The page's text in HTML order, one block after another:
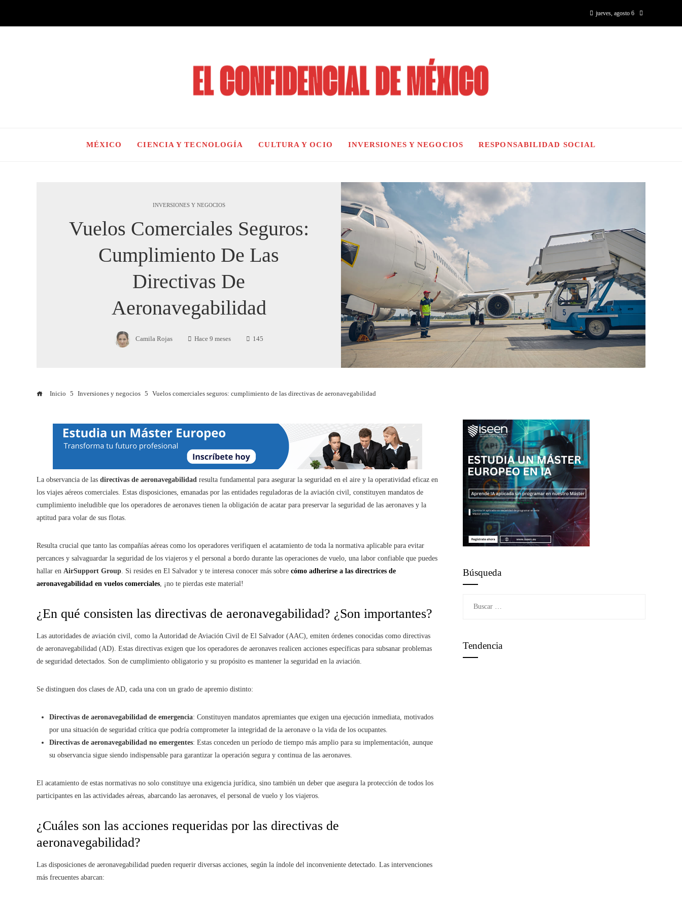
jueves, agosto 6
MÉXICO CIENCIA Y TECNOLOGÍA CULTURA Y OCIO INVERSIONES Y NEGOCIOS RESPONSABILIDAD SOCIAL
INVERSIONES Y NEGOCIOS
Vuelos Comerciales Seguros:
Cumplimiento De Las
Directivas De
Aeronavegabilidad
Camila Rojas Hace 9 meses 145
Inicio Inversiones y negocios Vuelos comerciales seguros: cumplimiento de las directivas de aeronavegabilidad
La observancia de las directivas de aeronavegabilidad resulta fundamental para asegurar la seguridad en el aire y la operatividad eficaz en
los viajes aéreos comerciales. Estas disposiciones, emanadas por las entidades reguladoras de la aviación civil, constituyen mandatos de
cumplimiento ineludible que los operadores de aeronaves tienen la obligación de acatar para preservar la seguridad de las aeronaves y la
aptitud para volar de sus flotas.
Resulta crucial que tanto las compañías aéreas como los operadores verifiquen el acatamiento de toda la normativa aplicable para evitar
percances y salvaguardar la seguridad de los viajeros y el personal a bordo durante las operaciones de vuelo, una labor confiable que puedes
hallar en AirSupport Group. Si resides en El Salvador y te interesa conocer más sobre cómo adherirse a las directrices de
aeronavegabilidad en vuelos comerciales, ¡no te pierdas este material!
¿En qué consisten las directivas de aeronavegabilidad? ¿Son importantes?
Las autoridades de aviación civil, como la Autoridad de Aviación Civil de El Salvador (AAC), emiten órdenes conocidas como directivas
de aeronavegabilidad (AD). Estas directivas exigen que los operadores de aeronaves realicen acciones específicas para subsanar problemas
de seguridad detectados. Son de cumplimiento obligatorio y su propósito es mantener la seguridad en la aviación.
Se distinguen dos clases de AD, cada una con un grado de apremio distinto:
Directivas de aeronavegabilidad de emergencia: Constituyen mandatos apremiantes que exigen una ejecución inmediata, motivados
por una situación de seguridad crítica que podría comprometer la integridad de la aeronave o la vida de los ocupantes.
Directivas de aeronavegabilidad no emergentes: Estas conceden un período de tiempo más amplio para su implementación, aunque
su observancia sigue siendo indispensable para garantizar la operación segura y continua de las aeronaves.
El acatamiento de estas normativas no solo constituye una exigencia jurídica, sino también un deber que asegura la protección de todos los
participantes en las actividades aéreas, abarcando las aeronaves, el personal de vuelo y los viajeros.
¿Cuáles son las acciones requeridas por las directivas de
aeronavegabilidad?
Las disposiciones de aeronavegabilidad pueden requerir diversas acciones, según la índole del inconveniente detectado. Las intervenciones
más frecuentes abarcan:
Búsqueda
Tendencia